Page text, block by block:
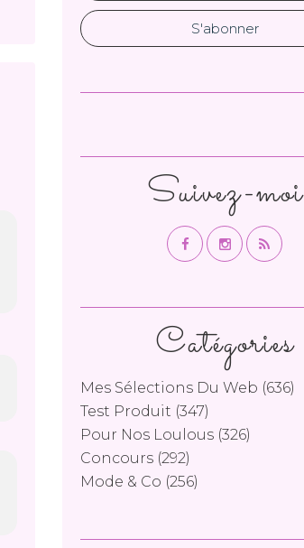
Catégories
Mes Sélections Du Web (636)
Test Produit (347)
Pour Nos Loulous (326)
Concours (292)
Mode & Co (256)
Suivez-moi